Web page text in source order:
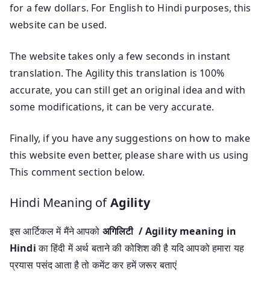
for a few dollars. For English to Hindi purposes, this
website can be used.
The website takes only a few seconds in instant
translation. The Agility this translation is 100%
accurate, you can still get an original idea and with
some modifications, it can be very accurate.
Finally, if you have any suggestions on how to make
this website even better, please share with us using
This comment section below.
Hindi Meaning ofAgility
इस आर्टिकल में मैंने आपको अगिलिटी / Agility meaning in
Hindiका हिंदी में अर्थ बताने की कोशिश की है यदि आपको हमारा यह
प्रयास पसंद आता है तो कमेंट कर हमें जरूर बताएं